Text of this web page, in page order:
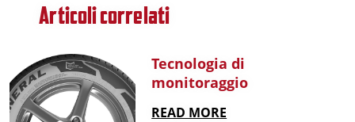
Articoli correlati
Tecnologia di
monitoraggio
READ MORE